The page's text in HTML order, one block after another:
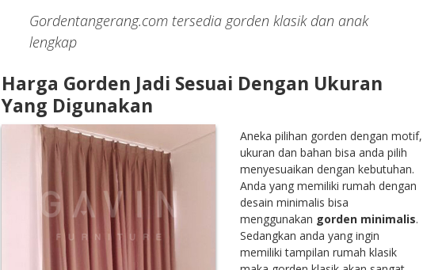
Gordentangerang.com tersedia gorden klasik dan anak
lengkap
Harga Gorden Jadi Sesuai Dengan Ukuran
Yang Digunakan
Aneka pilihan gorden dengan motif,
ukuran dan bahan bisa anda pilih
menyesuaikan dengan kebutuhan.
Anda yang memiliki rumah dengan
desain minimalis bisa
menggunakan gorden minimalis.
Sedangkan anda yang ingin
memiliki tampilan rumah klasik